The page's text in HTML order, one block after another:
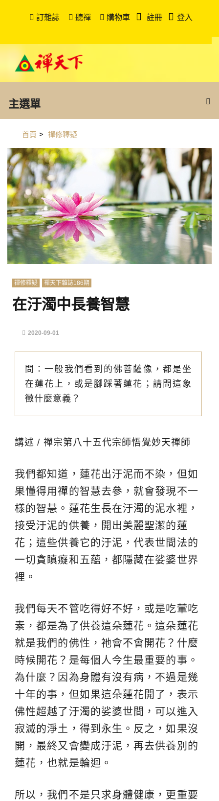
訂雜誌 聽禪 購物車 註冊 登入
主選單
首頁 > 禪修釋疑
禪修釋疑 禪天下雜誌186期
在汙濁中長養智慧
2020-09-01
問：一般我們看到的佛菩薩像，都是坐
在蓮花上，或是腳踩著蓮花；請問這象
徵什麼意義？
講述 / 禪宗第八十五代宗師悟覺妙天禪師
我們都知道，蓮花出汙泥而不染，但如
果懂得用禪的智慧去參，就會發現不一
樣的智慧。蓮花生長在汙濁的泥水裡，
接受汙泥的供養，開出美麗聖潔的蓮
花；這些供養它的汙泥，代表世間法的
一切貪瞋癡和五蘊，都隱藏在娑婆世界
裡。
我們每天不管吃得好不好，或是吃葷吃
素，都是為了供養這朵蓮花。這朵蓮花
就是我們的佛性，祂會不會開花？什麼
時候開花？是每個人今生最重要的事。
為什麼？因為身體有沒有病，不過是幾
十年的事，但如果這朵蓮花開了，表示
佛性超越了汙濁的娑婆世間，可以進入
寂滅的淨土，得到永生。反之，如果沒
開，最終又會變成汙泥，再去供養別的
蓮花，也就是輪迴。
所以，我們不是只求身體健康，更重要